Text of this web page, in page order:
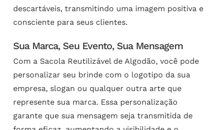
descartáveis, transmitindo uma imagem positiva e
consciente para seus clientes.
Sua Marca, Seu Evento, Sua Mensagem
Com a Sacola Reutilizável de Algodão, você pode
personalizar seu brinde com o logotipo da sua
empresa, slogan ou qualquer outra arte que
represente sua marca. Essa personalização
garante que sua mensagem seja transmitida de